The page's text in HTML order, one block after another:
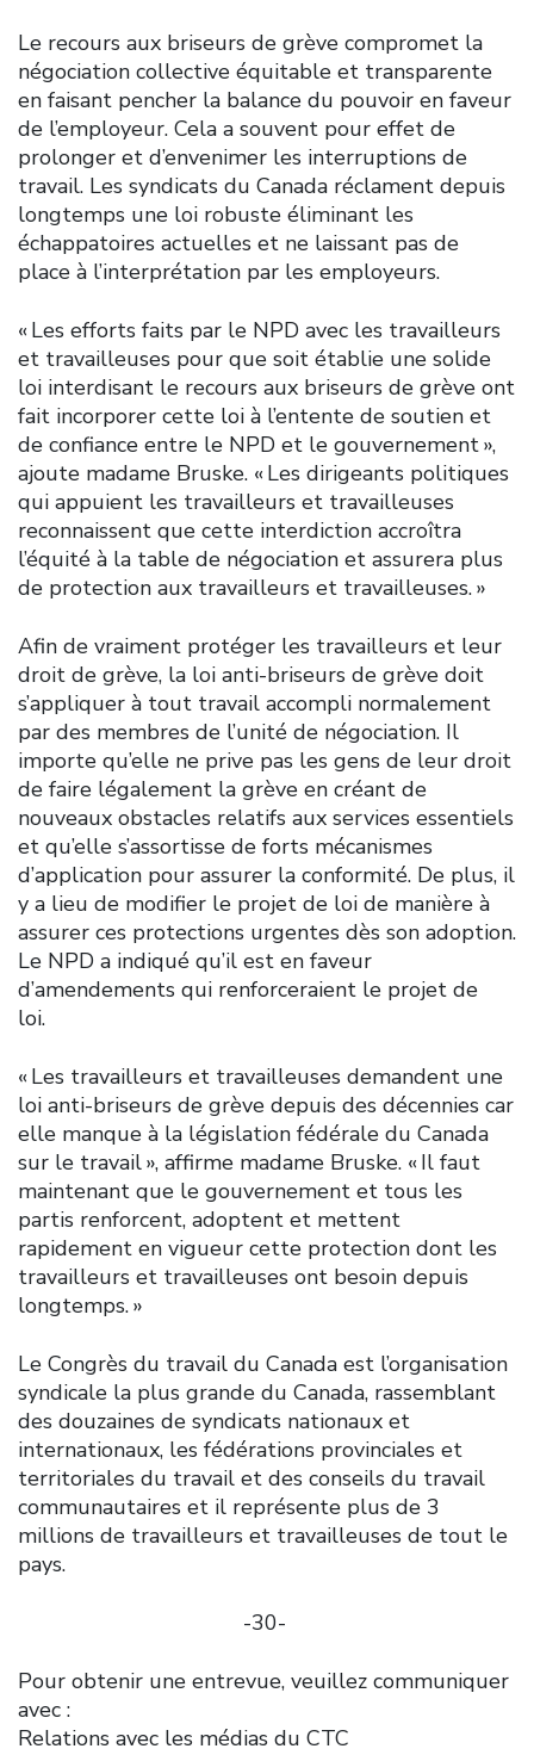
Le recours aux briseurs de grève compromet la
négociation collective équitable et transparente
en faisant pencher la balance du pouvoir en faveur
de l’employeur. Cela a souvent pour effet de
prolonger et d’envenimer les interruptions de
travail. Les syndicats du Canada réclament depuis
longtemps une loi robuste éliminant les
échappatoires actuelles et ne laissant pas de
place à l’interprétation par les employeurs.
« Les efforts faits par le NPD avec les travailleurs
et travailleuses pour que soit établie une solide
loi interdisant le recours aux briseurs de grève ont
fait incorporer cette loi à l’entente de soutien et
de confiance entre le NPD et le gouvernement »,
ajoute madame Bruske. « Les dirigeants politiques
qui appuient les travailleurs et travailleuses
reconnaissent que cette interdiction accroîtra
l’équité à la table de négociation et assurera plus
de protection aux travailleurs et travailleuses. »
Afin de vraiment protéger les travailleurs et leur
droit de grève, la loi anti-briseurs de grève doit
s’appliquer à tout travail accompli normalement
par des membres de l’unité de négociation. Il
importe qu’elle ne prive pas les gens de leur droit
de faire légalement la grève en créant de
nouveaux obstacles relatifs aux services essentiels
et qu’elle s’assortisse de forts mécanismes
d’application pour assurer la conformité. De plus, il
y a lieu de modifier le projet de loi de manière à
assurer ces protections urgentes dès son adoption.
Le NPD a indiqué qu’il est en faveur
d’amendements qui renforceraient le projet de
loi.
« Les travailleurs et travailleuses demandent une
loi anti-briseurs de grève depuis des décennies car
elle manque à la législation fédérale du Canada
sur le travail », affirme madame Bruske. « Il faut
maintenant que le gouvernement et tous les
partis renforcent, adoptent et mettent
rapidement en vigueur cette protection dont les
travailleurs et travailleuses ont besoin depuis
longtemps. »
Le Congrès du travail du Canada est l’organisation
syndicale la plus grande du Canada, rassemblant
des douzaines de syndicats nationaux et
internationaux, les fédérations provinciales et
territoriales du travail et des conseils du travail
communautaires et il représente plus de 3
millions de travailleurs et travailleuses de tout le
pays.
-30-
Pour obtenir une entrevue, veuillez communiquer
avec :
Relations avec les médias du CTC